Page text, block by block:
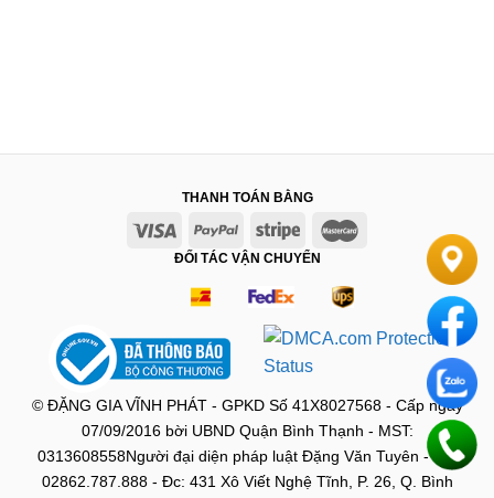
THANH TOÁN BẰNG
ĐỐI TÁC VẬN CHUYỂN
© ĐẶNG GIA VĨNH PHÁT - GPKD Số 41X8027568 - Cấp ngày
07/09/2016 bời UBND Quận Bình Thạnh - MST:
0313608558Người đại diện pháp luật Đặng Văn Tuyên - ĐT:
02862.787.888 - Đc: 431 Xô Viết Nghệ Tĩnh, P. 26, Q. Bình